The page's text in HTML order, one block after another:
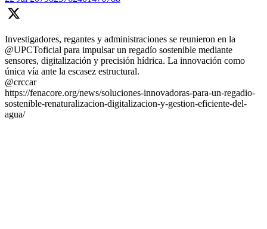
Investigadores, regantes y administraciones se reunieron en la
@UPCToficial para impulsar un regadío sostenible mediante
sensores, digitalización y precisión hídrica. La innovación como
única vía ante la escasez estructural.
@crccar
https://fenacore.org/news/soluciones-innovadoras-para-un-regadio-
sostenible-renaturalizacion-digitalizacion-y-gestion-eficiente-del-
agua/